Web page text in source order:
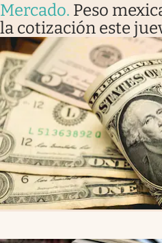
Mercado. Peso
la cotización este